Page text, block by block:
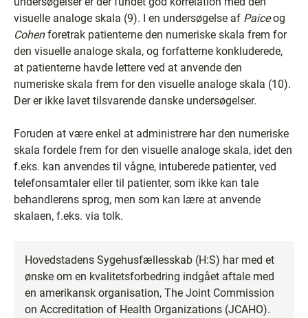
visuelle analoge skala (9). I en undersøgelse af Paiceog
Cohenforetrak patienterne den numeriske skala frem for
den visuelle analoge skala, og forfatterne konkluderede,
at patienterne havde lettere ved at anvende den
numeriske skala frem for den visuelle analoge skala (10).
Der er ikke lavet tilsvarende danske undersøgelser.
Foruden at være enkel at administrere har den numeriske
skala fordele frem for den visuelle analoge skala, idet den
f.eks. kan anvendes til vågne, intuberede patienter, ved
telefonsamtaler eller til patienter, som ikke kan tale
behandlerens sprog, men som kan lære at anvende
skalaen, f.eks. via tolk.
Hovedstadens Sygehusfællesskab (H:S) har med et
ønske om en kvalitetsforbedring indgået aftale med
en amerikansk organisation, The Joint Commission
on Accreditation of Health Organizations (JCAHO).